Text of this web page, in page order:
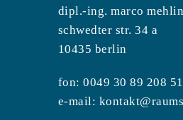
dipl.-ing. marco
schwedter str. 34 a
10435 berlin
fon: 0049 30 89 208
e-mail: